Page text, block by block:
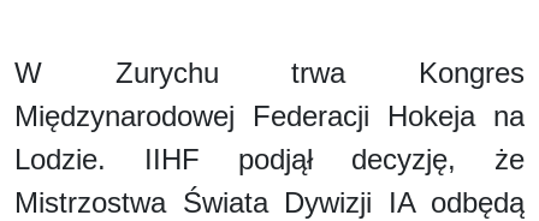
W Zurychu trwa Kongres
Międzynarodowej Federacji Hokeja na
Lodzie. IIHF podjął decyzję, że
Mistrzostwa Świata Dywizji IA odbędą